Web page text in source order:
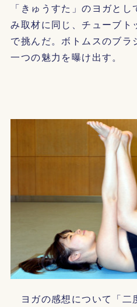
「きゅうすた」のヨガと
み取材に同じ、チューブト
で挑んだ。ボトムスのブラ
一つの魅力を曝け出す。
ヨガの感想について「二